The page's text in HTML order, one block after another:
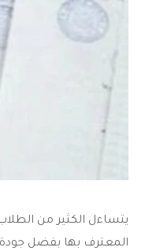
يتساءل الكثير من
المعترف بها بفضل جودة